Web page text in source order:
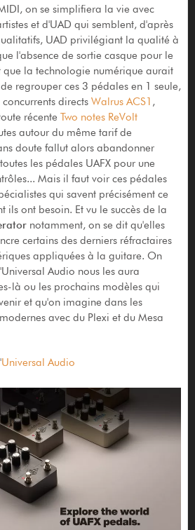
on se simplifiera la vie avec
et d'UAD qui semblent, d'après
UAD privilégiant la qualité à
l'absence de sortie casque pour le
que la technologie numérique aurait
regrouper ces 3 pédales en 1 seule,
directs Walrus ACS1 ,
récente Two notes ReVolt
autour du même tarif de
doute fallut alors abandonner
les pédales UAFX pour une
Mais il faut voir ces pédales
qui savent précisément ce
ils ont besoin. Et vu le succès de la
notamment, on se dit qu'elles
certains des derniers réfractaires
appliquées à la guitare. On
Audio nous les aura
là ou les prochains modèles qui
et qu'on imagine dans les
avec du Plexi et du Mesa
Universal Audio